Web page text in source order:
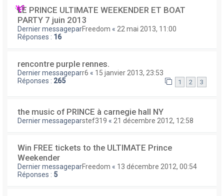
LE PRINCE ULTIMATE WEEKENDER ET BOAT
PARTY 7 juin 2013
Dernier messageparFreedom « 22 mai 2013, 11:00
Réponses : 16
rencontre purple rennes.
Dernier messageparr6 « 15 janvier 2013, 23:53
Réponses : 265 1 2 3
the music of PRINCE à carnegie hall NY
Dernier messageparstef319 « 21 décembre 2012, 12:58
Win FREE tickets to the ULTIMATE Prince
Weekender
Dernier messageparFreedom « 13 décembre 2012, 00:54
Réponses : 5